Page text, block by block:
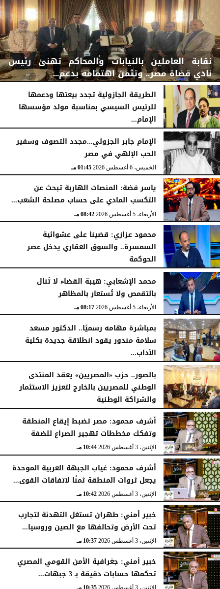
نقابة العاملين بالنيابات والمحاكم تهنئ رئيس
نادي قضاة مصر.. وتثمن اهتمامه بدعم...
الخميس، 6 أغسطس 2026 06:22 مـ
الطريقة الجازولية تجدد بيعتها ودعمها
للرئيس السيسي بمناسبة مولد مؤسسها
الإمام...
الخميس، 6 أغسطس 2026
الإمام جابر الجزولي...مجدد التصوف وسفير
الحب الإلهي في مصر
الخميس، 6 أغسطس 2026 01:45 مـ
ياسر فضة: المنصات الهاربة تبحث عن
التكسب المادي على حساب مصلحة الشعب...
الأربعاء، 5 أغسطس 2026 08:42 مـ
محمود عزازي: قضينا على عشوائية
السمسرة.. والسوق العقاري يدخل عصر
الحوكمة
الأربعاء، 5 أغسطس 2026
محمد الإشعابي: هيبة القضاء لا تُنال
بالتقمص ولا تُستعار بالمظاهر
الأربعاء، 5 أغسطس 2026 08:17 مـ
بمباشرة مهامه رسميًا.. الدكتور مسعد
سلامة مندور يقود انطلاقة جديدة بكلية
الآداب...
الأربعاء، 5 أغسطس 2026
بالصور.. حزب «المصريين» يعقد المنتدى
الوطني للمصريين بالخارج لتعزيز الاستثمار
والشراكة الوطنية
الثلاثاء، 4 أغسطس 2026
أشرف محمود: مصر تضبط إيقاع المنطقة
وتفكك مخططات تهجير الصراع للضفة
الإثنين، 3 أغسطس 2026 10:44 مـ
أشرف محمود: غياب الجبهة العربية الموحدة
يجعل ثروات المنطقة ثمنًا لاتفاقات القوى...
الإثنين، 3 أغسطس 2026 10:42 مـ
خبير أمني: طهران تستغل التهدئة لتجارب
تحت الأرض وتحالفها مع الصين وروسيا...
الإثنين، 3 أغسطس 2026 10:37 مـ
خبير أمني: جغرافية الأمن القومي المصري
تحكمها حسابات دقيقة بـ 3 جبهات...
الإثنين، 3 أغسطس 2026 10:35 مـ